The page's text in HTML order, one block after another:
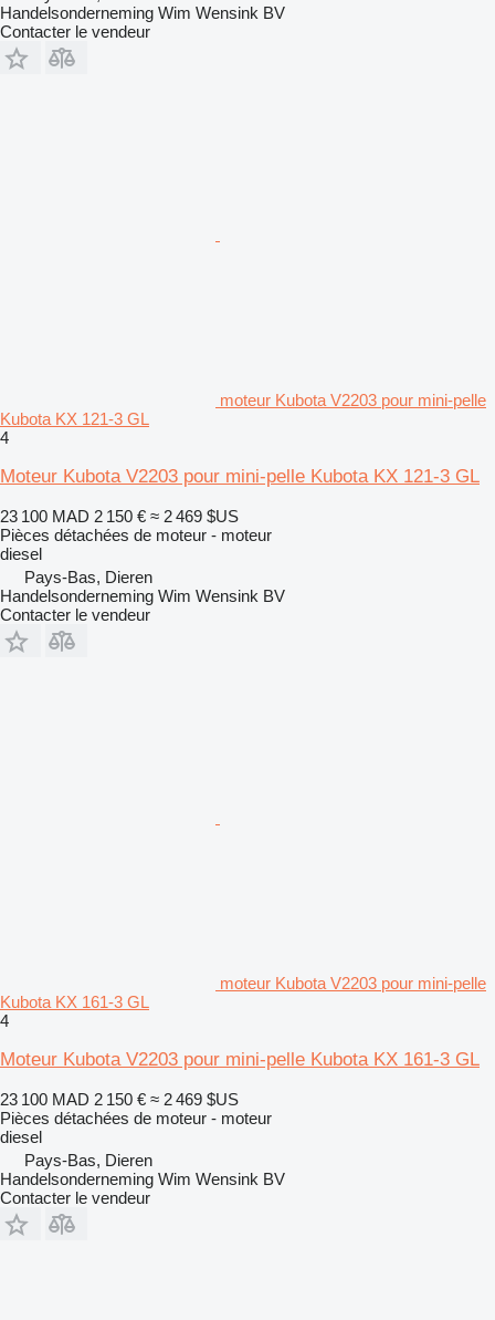
Handelsonderneming Wim Wensink BV
Contacter le vendeur
moteur Kubota V2203 pour mini-pelle
Kubota KX 121-3 GL
4
Moteur Kubota V2203 pour mini-pelle Kubota KX 121-3 GL
23 100 MAD 2 150 € ≈ 2 469 $US
Pièces détachées de moteur - moteur
diesel
Pays-Bas, Dieren
Handelsonderneming Wim Wensink BV
Contacter le vendeur
moteur Kubota V2203 pour mini-pelle
Kubota KX 161-3 GL
4
Moteur Kubota V2203 pour mini-pelle Kubota KX 161-3 GL
23 100 MAD 2 150 € ≈ 2 469 $US
Pièces détachées de moteur - moteur
diesel
Pays-Bas, Dieren
Handelsonderneming Wim Wensink BV
Contacter le vendeur